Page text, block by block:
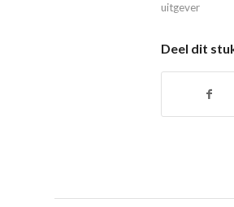
uitgever
Deel dit